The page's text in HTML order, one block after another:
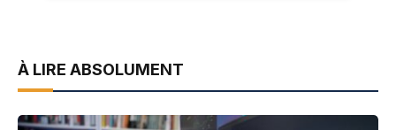
À LIRE ABSOLUMENT